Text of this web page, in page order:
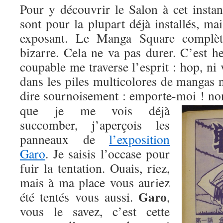
Pour y découvrir le Salon à cet
sont pour la plupart déjà installés,
exposant. Le Manga Square
bizarre. Cela ne va pas durer. C’est
coupable me traverse l’esprit : hop,
dans les piles multicolores de mangas
dire sournoisement : emporte-moi !
que je me vois déjà
succomber, j’aperçois les
panneaux de l’exposition
Garo. Je saisis l’occase pour
fuir la tentation. Ouais, riez,
mais à ma place vous auriez
été tentés vous aussi. Garo,
vous le savez, c’est cette